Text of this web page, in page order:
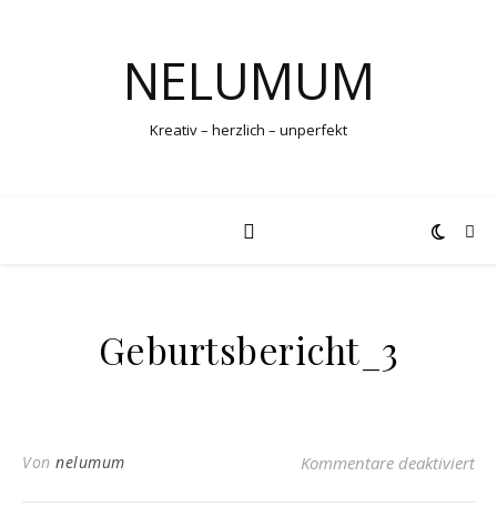
NELUMUM
Kreativ – herzlich – unperfekt
Geburtsbericht_3
Von nelumum Kommentare deaktiviertfür